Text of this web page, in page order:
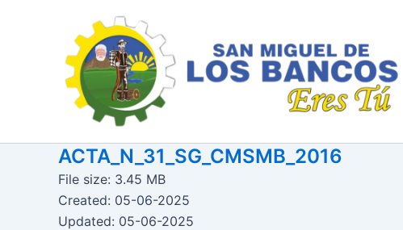
ACTA_N_31_SG_CMSMB_2016
File size: 3.45 MB
Created: 05-06-2025
Updated: 05-06-2025